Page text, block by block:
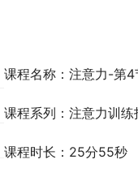
课程名称：注意力-第
课程系列：注意力训练
课程时长：25分55秒